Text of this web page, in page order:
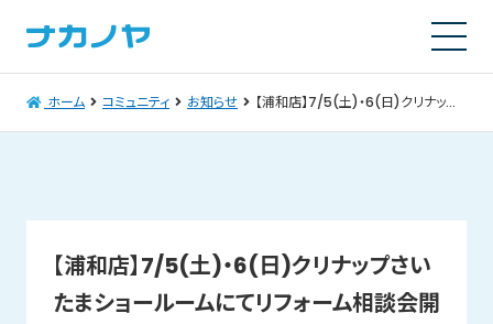
ホーム コミュニティ お知らせ 【浦和店】7/5(土)・6(日)クリナップさいたまショールームにてリフォーム相談会開催！
【浦和店】7/5(土)・6(日)クリナップさい
たまショールームにてリフォーム相談会開